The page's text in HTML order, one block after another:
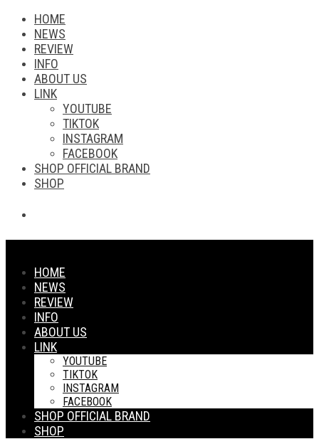
HOME
NEWS
REVIEW
INFO
ABOUT US
LINK
YOUTUBE
TIKTOK
INSTAGRAM
FACEBOOK
SHOP OFFICIAL BRAND
SHOP
HOME
NEWS
REVIEW
INFO
ABOUT US
LINK
YOUTUBE
TIKTOK
INSTAGRAM
FACEBOOK
SHOP OFFICIAL BRAND
SHOP